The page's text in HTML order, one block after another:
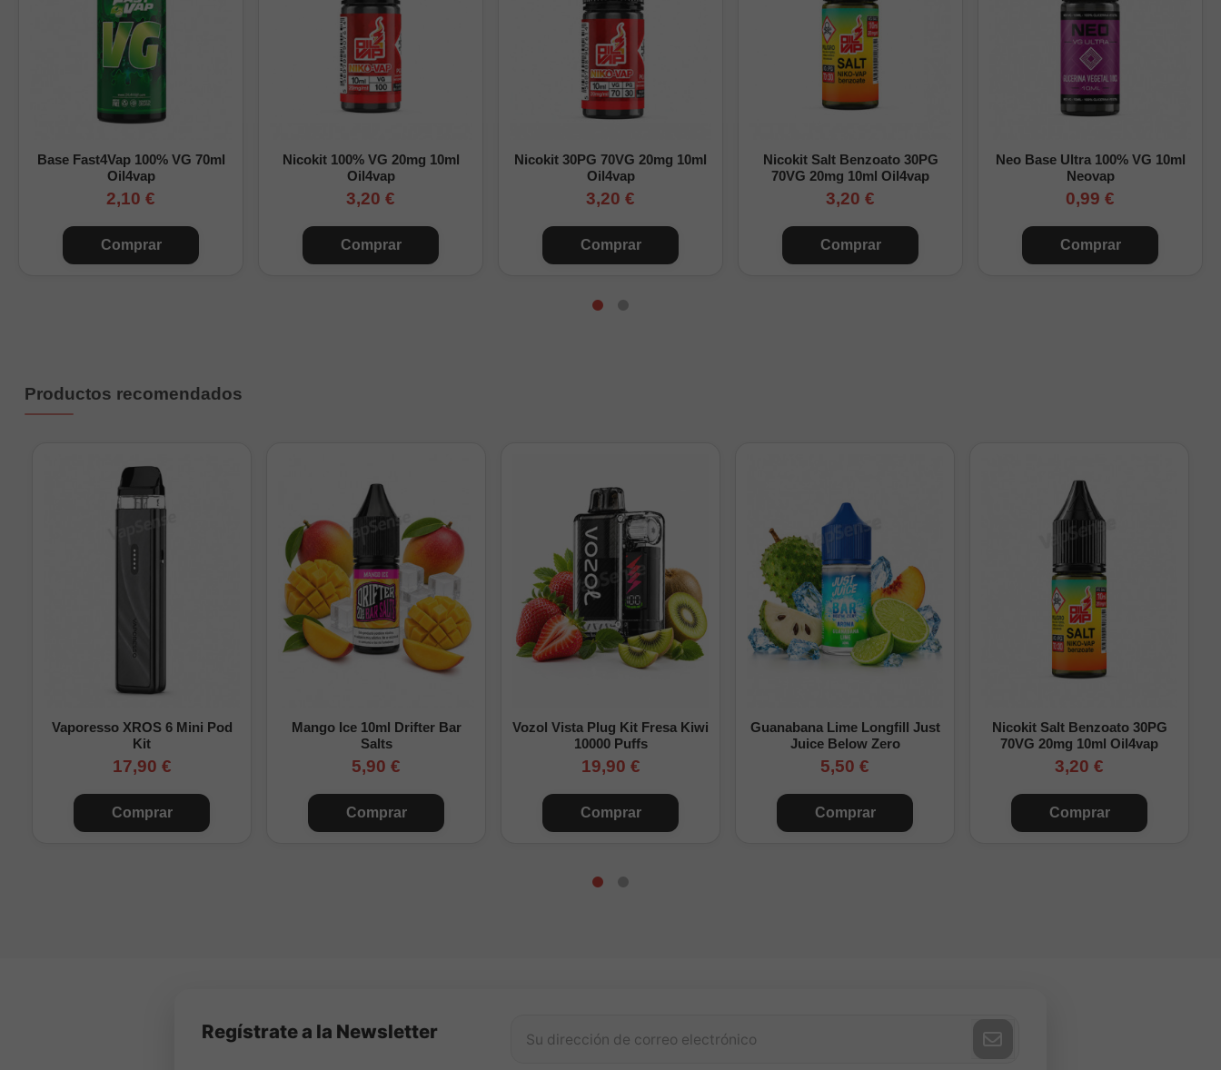
Completa el espacio disponible siguiendo las cantidades de la tabla, cierra la botella y agítala bien para integrar el
aroma. Consulta nuestra
guía para preparar un Longfill para conocer el procedimiento completo paso a paso.
Tabla orientativa de preparación
Nicokits
0mg/ml
2
Preparación para 60ml con 16ml de aroma
6,7mg/ml
6 10mg/ml
9 15mg/ml
Nicokits de 10ml a 20mg/ml. Ajusta la base según tu mezcla VG/PG.
Cream Tobacco es un aroma Longfill concentrado y no debe vapearse directamente. Debes completar
Explora la gama completa deDrifter Bar Longfilly descubre otras alternativas para preparar.
Base Fast4Vap 100% VG 70ml
Oil4vap
2,10 €
Comprar
Nicokit 100% VG 20mg 10ml
Oil4vap
3,20 €
Comprar
Nicokit 30PG 70VG 20mg 10ml
Oil4vap
3,20 €
Comprar
Nicokit Salt Benzoato 30PG
70VG 20mg 10ml Oil4vap
3,20 €
Comprar
Neo Base Ultra 100% VG 10ml
Neovap
0,99 €
Comprar
Productos recomendados
Vaporesso XROS 6 Mini Pod
Kit
17,90 €
Comprar
Mango Ice 10ml Drifter Bar
Salts
5,90 €
Comprar
Vozol Vista Plug Kit Fresa Kiwi
10000 Puffs
19,90 €
Comprar
Guanabana Lime Longfill Just
Juice Below Zero
5,50 €
Comprar
Nicokit Salt Benzoato 30PG
70VG 20mg 10ml Oil4vap
3,20 €
Comprar
Regístrate a la Newsletter